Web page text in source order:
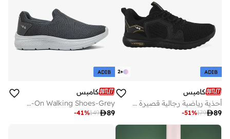
+
2 ADIB
كامبس
أحذية رياضية رجالية قصيرة بألوان جريئة وراحة شبيهة بالسحاب
89
179
-51%
ADIB
كامبس
Men Oxyfit Advance Nitro Fly Advance Memory Slip-On Walking Shoes-Grey
89
149
-41%